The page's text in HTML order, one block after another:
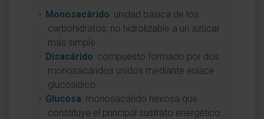
Monosacárido: unidad básica de los
carbohidratos, no hidrolizable a un azúcar
más simple.
Disacárido: compuesto formado por dos
monosacáridos unidos mediante enlace
glucosídico.
Glucosa: monosacárido hexosa que
constituye el principal sustrato energético